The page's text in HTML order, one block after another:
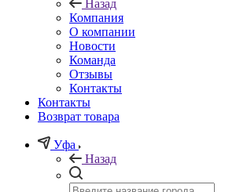
Назад
Компания
О компании
Новости
Команда
Отзывы
Контакты
Контакты
Возврат товара
Уфа
Назад